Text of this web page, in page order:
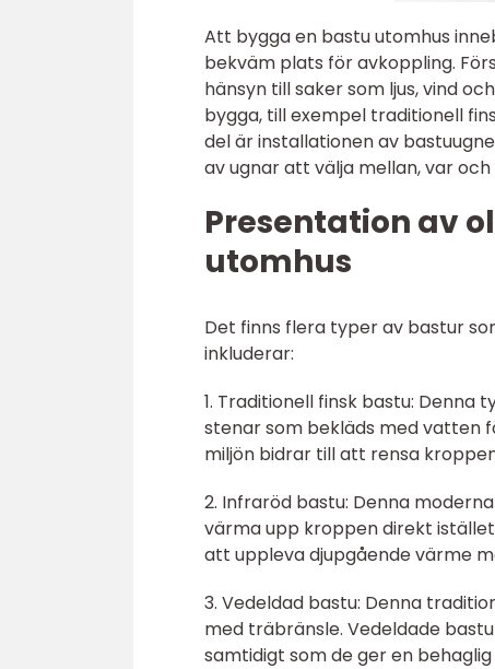
Att bygga en bastu utomhus
bekväm plats för avkoppling.
hänsyn till saker som ljus, vind
bygga, till exempel traditionell
del är installationen av
av ugnar att välja mellan, var
Presentation av
utomhus
Det finns flera typer av bastur
inkluderar:
1. Traditionell finsk bastu:
stenar som bekläds med vatten
miljön bidrar till att rensa
2. Infraröd bastu: Denna
värma upp kroppen direkt
att uppleva djupgående värme
3. Vedeldad bastu: Denna
med träbränsle. Vedeldade
samtidigt som de ger en